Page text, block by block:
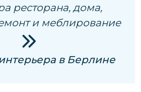
ресторана, дома,
и меблирование
в Берлине